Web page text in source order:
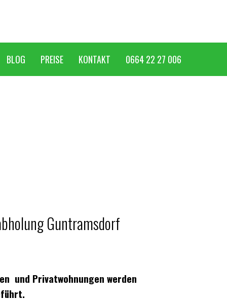
BLOG PREISE KONTAKT 0664 22 27 006
Guntramsdorf
und Privatwohnungen werden